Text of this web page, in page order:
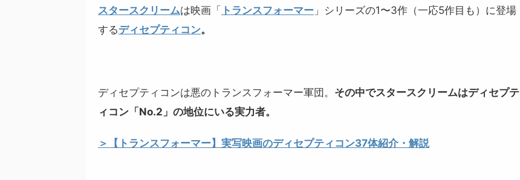
スタースクリームは映画「 トランスフォーマー 」シリーズの1〜3作（一応5作目も）に登場
するディセプティコン。
ディセプティコンは悪のトランスフォーマー軍団。 その中でスタースクリームはディセプテ
ィコン「No.2」の地位にいる実力者。
＞【トランスフォーマー】実写映画のディセプティコン37体紹介・解説